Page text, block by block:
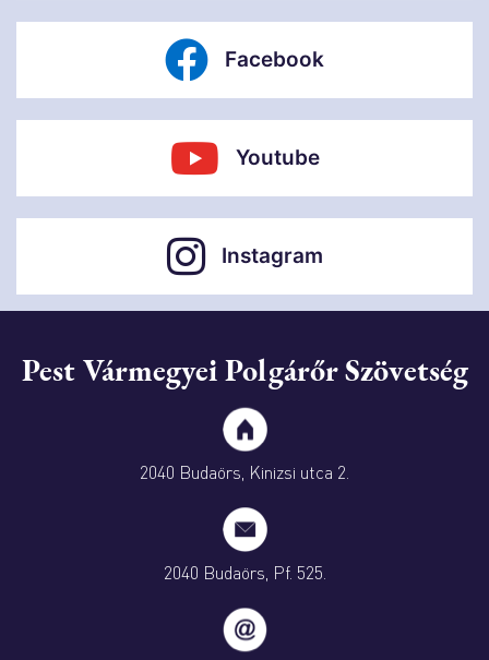
Facebook
Youtube
Instagram
Pest Vármegyei Polgárőr Szövetség
2040 Budaörs, Kinizsi utca 2.
2040 Budaörs, Pf. 525.